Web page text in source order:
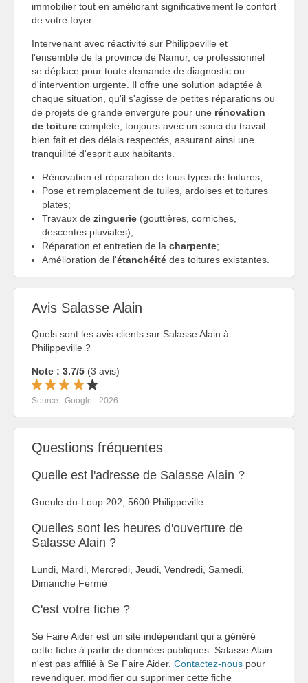
immobilier tout en améliorant significativement le confort
de votre foyer.
Intervenant avec réactivité sur Philippeville et
l'ensemble de la province de Namur, ce professionnel
se déplace pour toute demande de diagnostic ou
d'intervention urgente. Il offre une solution adaptée à
chaque situation, qu'il s'agisse de petites réparations ou
de projets de grande envergure pour une rénovation
de toiture complète, toujours avec un souci du travail
bien fait et des délais respectés, assurant ainsi une
tranquillité d'esprit aux habitants.
Rénovation et réparation de tous types de toitures;
Pose et remplacement de tuiles, ardoises et toitures
plates;
Travaux de zinguerie (gouttières, corniches,
descentes pluviales);
Réparation et entretien de la charpente;
Amélioration de l'étanchéité des toitures existantes.
Avis Salasse Alain
Quels sont les avis clients sur Salasse Alain à
Philippeville ?
Note : 3.7/5 (3 avis)
Source : Google - 2026
Questions fréquentes
Quelle est l'adresse de Salasse Alain ?
Gueule-du-Loup 202, 5600 Philippeville
Quelles sont les heures d'ouverture de
Salasse Alain ?
Lundi, Mardi, Mercredi, Jeudi, Vendredi, Samedi,
Dimanche Fermé
C'est votre fiche ?
Se Faire Aider est un site indépendant qui a généré
cette fiche à partir de données publiques. Salasse Alain
n'est pas affilié à Se Faire Aider. Contactez-nous pour
revendiquer, modifier ou supprimer cette fiche